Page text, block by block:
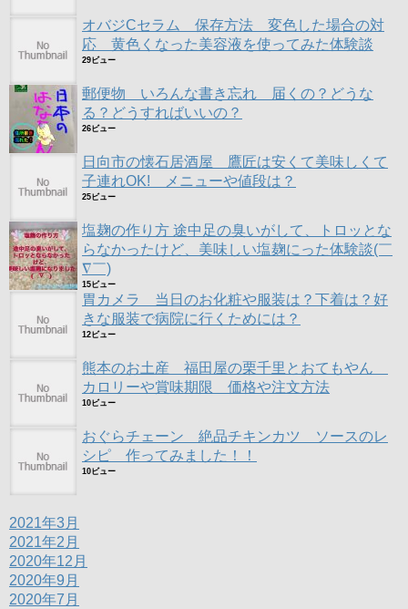
オバジCセラム 保存方法 変色した場合の対
応 黄色くなった美容液を使ってみた体験談
29ビュー
郵便物 いろんな書き忘れ 届くの？どうな
る？どうすればいいの？
26ビュー
日向市の懐石居酒屋 鷹匠は安くて美味しくて
子連れOK! メニューや値段は？
25ビュー
塩麹の作り方 途中足の臭いがして、トロッとな
らなかったけど、美味しい塩麹にった体験談(￣
∇￣)
15ビュー
胃カメラ 当日のお化粧や服装は？下着は？好
きな服装で病院に行くためには？
12ビュー
熊本のお土産 福田屋の栗千里とおてもやん
カロリーや賞味期限 価格や注文方法
10ビュー
おぐらチェーン 絶品チキンカツ ソースのレ
シピ 作ってみました！！
10ビュー
2021年3月
2021年2月
2020年12月
2020年9月
2020年7月